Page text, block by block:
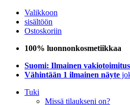
Valikkoon
sisältöön
Ostoskoriin
100% luonnonkosmetiikkaa
Suomi: Ilmainen vakiotoimitus
Vähintään 1 ilmainen näyte
Tuki
Missä tilaukseni on?